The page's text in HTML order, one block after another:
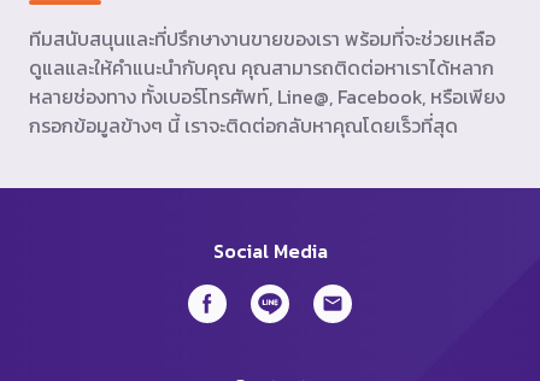
ทีมสนับสนุนและที่ปรึกษางานขายของเรา พร้อมที่จะช่วยเหลือ
ดูแลและให้คำแนะนำกับคุณ คุณสามารถติดต่อหาเราได้หลาก
หลายช่องทาง ทั้งเบอร์โทรศัพท์, Line@, Facebook, หรือเพียง
กรอกข้อมูลข้างๆ นี้ เราจะติดต่อกลับหาคุณโดยเร็วที่สุด
Social Media